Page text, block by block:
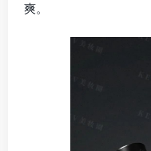
爽。